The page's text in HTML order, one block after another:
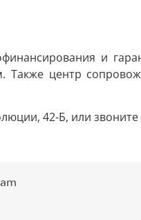
и
центр
42-Б, или звоните